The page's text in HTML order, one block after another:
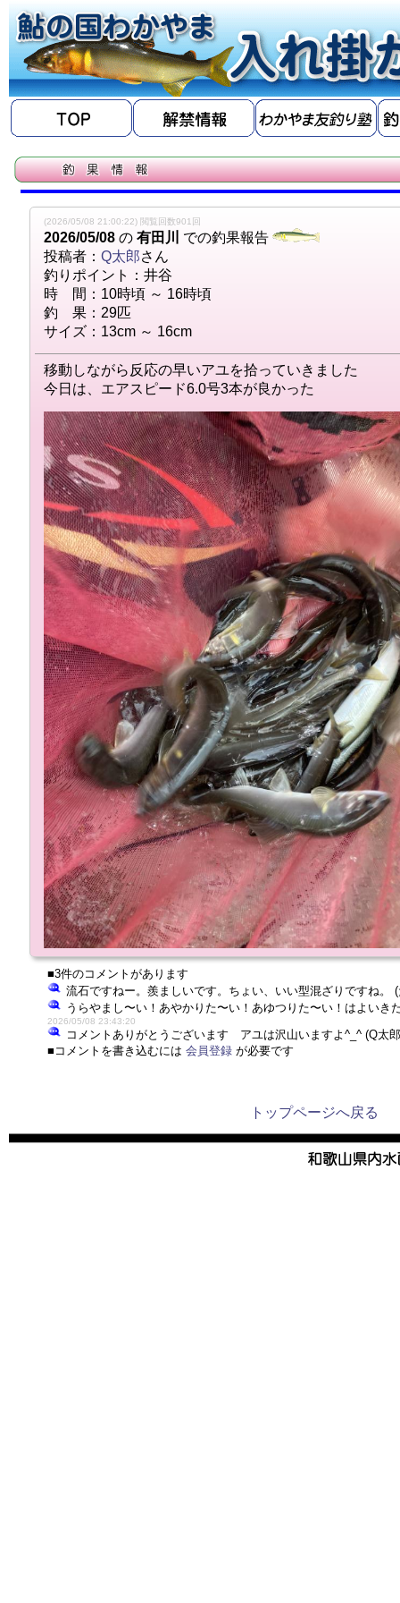
(2026/05/08 21:00:22) 閲覧回数901回
2026/05/08 の 有田川
での釣果報告
投稿者： Q太郎さん
釣りポイント：井谷
時 間：10時頃 ～ 16時頃
釣 果：29匹
サイズ：13cm ～ 16cm
移動しながら反応の早いアユを拾っていきました
今日は、エアスピード6.0号3本が良かった
■3件のコメントがあります
流石ですねー。羨ましいです。ちょい、いい型混ざりですね。
うらやまし〜い！あやかりた〜い！あゆつりた〜い！はよいき
2026/05/08 23:43:20
コメントありがとうございます アユは沢山いますよ^_^ (Q太
■コメントを書き込むには 会員登録 が必要です
トップページへ戻る